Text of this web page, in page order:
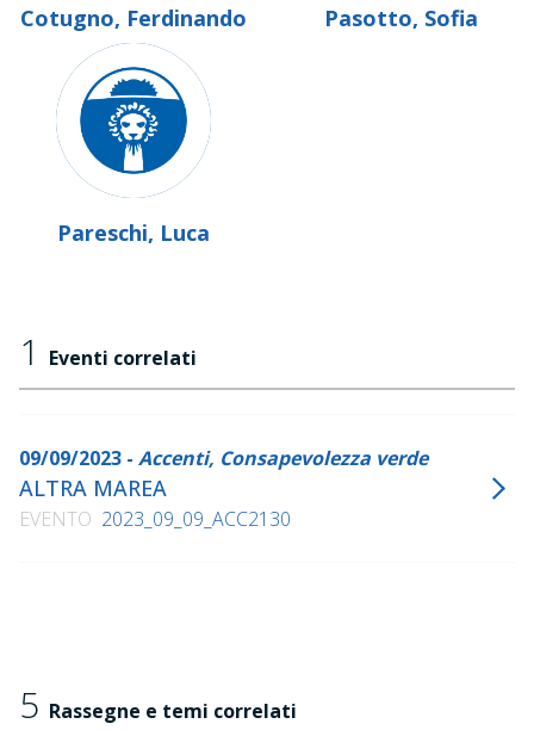
Cotugno, Ferdinando Pasotto, Sofia
Pareschi, Luca
1 Eventi correlati
09/09/2023 - Accenti, Consapevolezza verde
ALTRA MAREA
EVENTO 2023_09_09_ACC2130
5 Rassegne e temi correlati